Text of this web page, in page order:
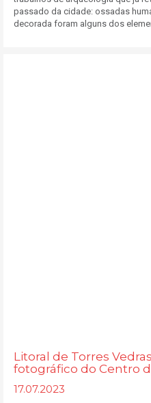
passado da cidade: ossadas
decorada foram alguns dos
Litoral de Torres
fotográfico do Centro
17.07.2023